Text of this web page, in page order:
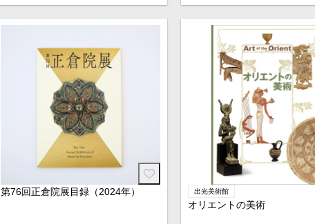
第76回正倉院展目録（2024年） 出光美術館
オリエントの美術